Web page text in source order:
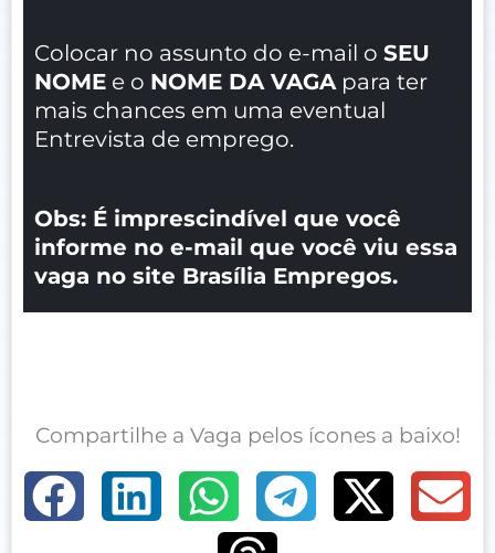
Colocar no assunto do e-mail o SEU
NOME e o NOME DA VAGA para ter
mais chances em uma eventual
Entrevista de emprego.
Obs: É imprescindível que você
informe no e-mail que você viu essa
vaga no site Brasília Empregos.
Compartilhe a Vaga pelos ícones a baixo!